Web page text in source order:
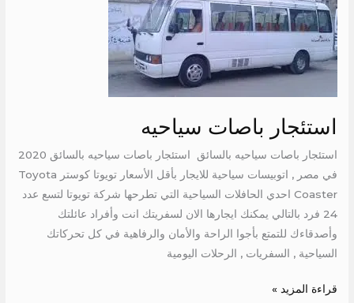
استئجار باصات سياحيه
استئجار باصات سياحيه بالسائق استئجار باصات سياحيه بالسائق 2020
في مصر , اتوبيسات سياحية للايجار بأقل الأسعار تويوتا كوستر Toyota
Coaster احدي الحافلات السياحية التي تطرحها شركة تويوتا لتسع عدد
24 فرد بالتالي يمكنك ايجارها الان لسفريتك انت وأفراد عائلتك
وأصدقاءك للتمتع بأجوا الراحة والأمان والرفاهية في كل تحركاتك
السياحية , السفريات , الرحلات اليومية
سياحيه
قراءة المزيد »